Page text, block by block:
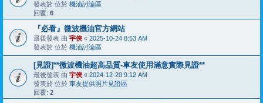
發表於 位於 機油討論區
回覆: 6
『必看』微波機油官方網站
最後發表 由 宇俠 « 2025-10-24 8:53 AM
發表於 位於 機油討論區
[見證]**微波機油超高品質-車友使用滿意實際見證**
最後發表 由 宇俠 « 2024-12-20 9:12 AM
發表於 位於 車友提供照片見證區
回覆: 2